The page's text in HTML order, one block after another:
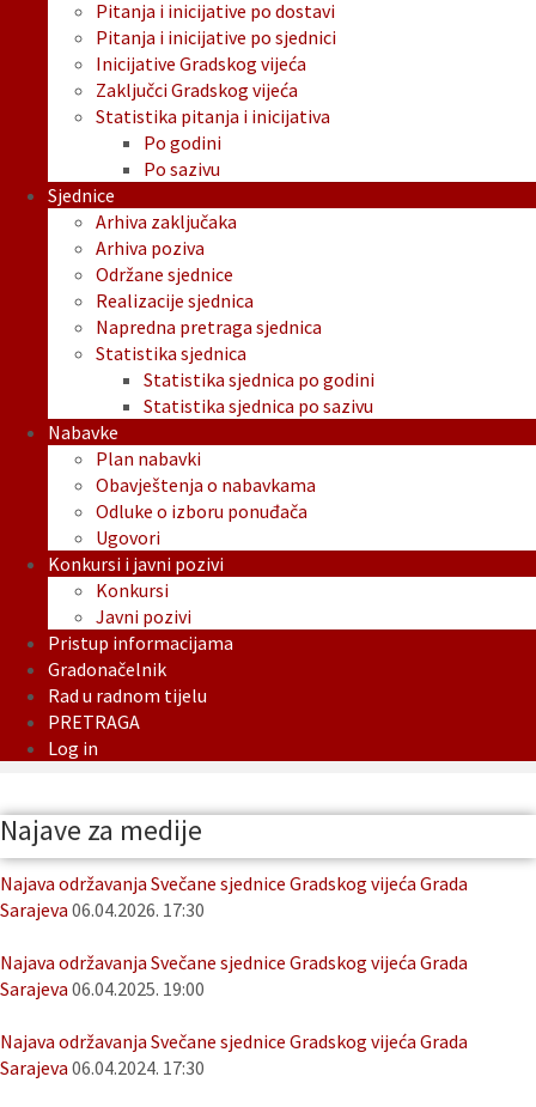
Pitanja i inicijative po dostavi
Pitanja i inicijative po sjednici
Inicijative Gradskog vijeća
Zaključci Gradskog vijeća
Statistika pitanja i inicijativa
Po godini
Po sazivu
Sjednice
Arhiva zaključaka
Arhiva poziva
Održane sjednice
Realizacije sjednica
Napredna pretraga sjednica
Statistika sjednica
Statistika sjednica po godini
Statistika sjednica po sazivu
Nabavke
Plan nabavki
Obavještenja o nabavkama
Odluke o izboru ponuđača
Ugovori
Konkursi i javni pozivi
Konkursi
Javni pozivi
Pristup informacijama
Gradonačelnik
Rad u radnom tijelu
PRETRAGA
Log in
Najave za medije
Najava održavanja Svečane sjednice Gradskog vijeća Grada
Sarajeva 06.04.2026. 17:30
Najava održavanja Svečane sjednice Gradskog vijeća Grada
Sarajeva 06.04.2025. 19:00
Najava održavanja Svečane sjednice Gradskog vijeća Grada
Sarajeva 06.04.2024. 17:30